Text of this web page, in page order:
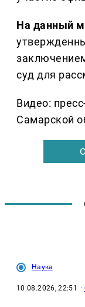
На данный
суд для
Видео:
Самарской
Наука
10.08.2026, 22:51 ·